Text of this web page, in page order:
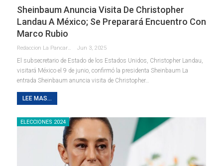
Sheinbaum Anuncia Visita De Christopher
Landau A México; Se Preparará Encuentro Con
Marco Rubio
Jun 3, 2025
El subsecretario de Estado de los Estados Unidos, Christopher Landau,
visitará México el 9 de junio, confirmó la presidenta Sheinbaum La
entrada Sheinbaum anuncia visita de Christopher…
LEE MAS...
ELECCIONES 2024